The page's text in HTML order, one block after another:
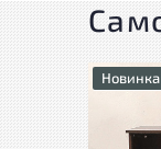
Новинка